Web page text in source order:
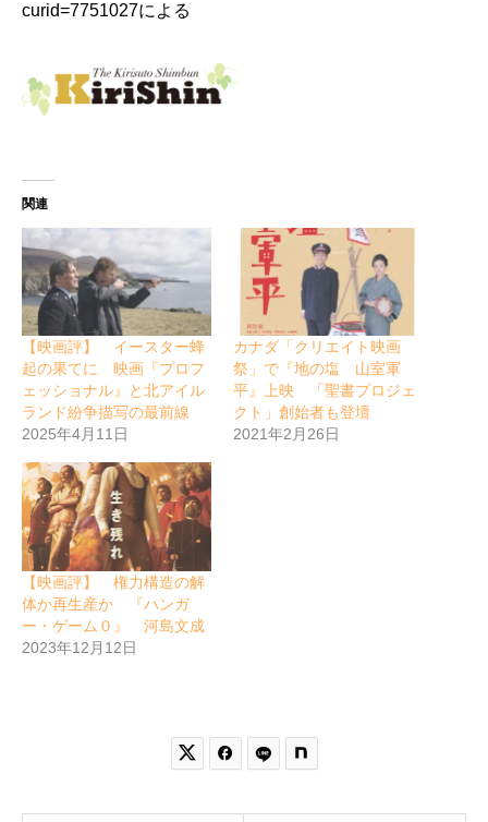
curid=7751027による
関連
【映画評】 イースター蜂
起の果てに 映画『プロフ
ェッショナル』と北アイル
ランド紛争描写の最前線
2025年4月11日
カナダ「クリエイト映画
祭」で『地の塩 山室軍
平』上映 「聖書プロジェ
クト」創始者も登壇
2021年2月26日
【映画評】 権力構造の解
体か再生産か 『ハンガ
ー・ゲーム０』 河島文成
2023年12月12日
 